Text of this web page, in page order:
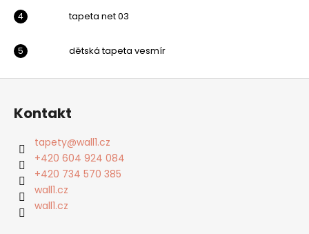
tapeta net 03
dětská tapeta vesmír
Z
Kontakt
tapety@wall1.cz
+420 604 924 084
+420 734 570 385
wall1.cz
wall1.cz